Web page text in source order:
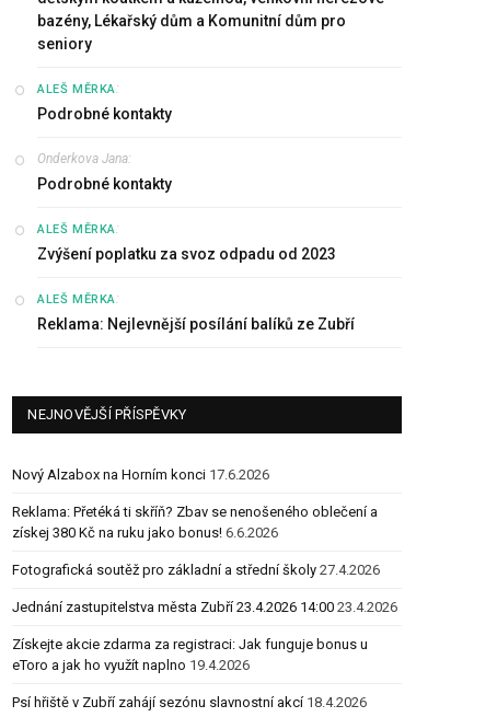
bazény, Lékařský dům a Komunitní dům pro
seniory
ALEŠ MĚRKA:
Podrobné kontakty
Onderkova Jana:
Podrobné kontakty
ALEŠ MĚRKA:
Zvýšení poplatku za svoz odpadu od 2023
ALEŠ MĚRKA:
Reklama: Nejlevnější posílání balíků ze Zubří
NEJNOVĚJŠÍ PŘÍSPĚVKY
Nový Alzabox na Horním konci 17.6.2026
Reklama: Přetéká ti skříň? Zbav se nenošeného oblečení a
získej 380 Kč na ruku jako bonus! 6.6.2026
Fotografická soutěž pro základní a střední školy 27.4.2026
Jednání zastupitelstva města Zubří 23.4.2026 14:00 23.4.2026
Získejte akcie zdarma za registraci: Jak funguje bonus u
eToro a jak ho využít naplno 19.4.2026
Psí hřiště v Zubří zahájí sezónu slavnostní akcí 18.4.2026